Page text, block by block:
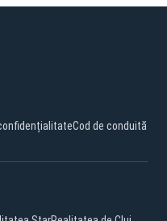
Cod de conduită